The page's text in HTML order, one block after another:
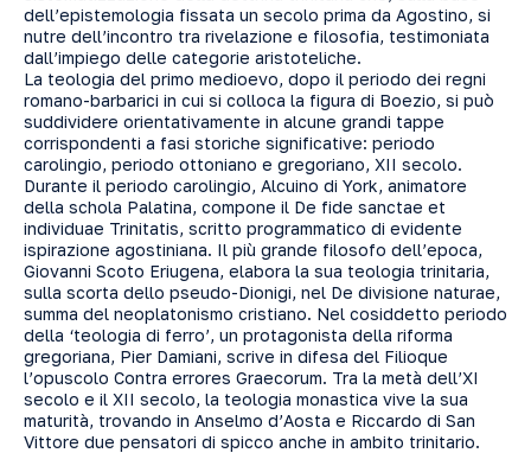
dell’epistemologia fissata un secolo prima da Agostino, si
nutre dell’incontro tra rivelazione e filosofia, testimoniata
dall’impiego delle categorie aristoteliche.
La teologia del primo medioevo, dopo il periodo dei regni
romano-barbarici in cui si colloca la figura di Boezio, si può
suddividere orientativamente in alcune grandi tappe
corrispondenti a fasi storiche significative: periodo
carolingio, periodo ottoniano e gregoriano, XII secolo.
Durante il periodo carolingio, Alcuino di York, animatore
della schola Palatina, compone il De fide sanctae et
individuae Trinitatis, scritto programmatico di evidente
ispirazione agostiniana. Il più grande filosofo dell’epoca,
Giovanni Scoto Eriugena, elabora la sua teologia trinitaria,
sulla scorta dello pseudo-Dionigi, nel De divisione naturae,
summa del neoplatonismo cristiano. Nel cosiddetto periodo
della ‘teologia di ferro’, un protagonista della riforma
gregoriana, Pier Damiani, scrive in difesa del Filioque
l’opuscolo Contra errores Graecorum. Tra la metà dell’XI
secolo e il XII secolo, la teologia monastica vive la sua
maturità, trovando in Anselmo d’Aosta e Riccardo di San
Vittore due pensatori di spicco anche in ambito trinitario.